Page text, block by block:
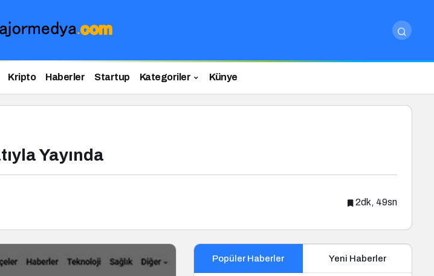
Kripto Haberler Startup Kategoriler Künye
Yayında
2dk, 49sn
Popüler Haberler Yeni Haberler